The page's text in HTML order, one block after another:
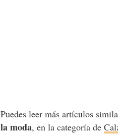
Puedes leer más artículos
la moda, en la categoría de